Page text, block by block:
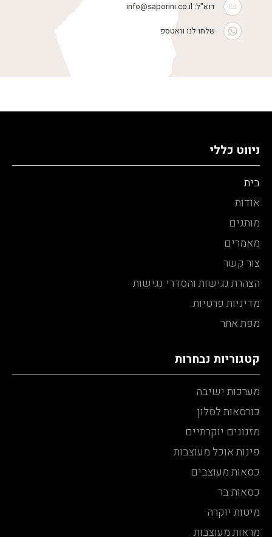
דוא"ל: info@saporini.co.il
שלחו לנו וואטספ
ניווט כללי
בית
אודות
מותגים
מאמרים
צור קשר
הצהרת נגישות והסדרי נגישות
מדיניות פרטיות
מפת אתר
קטגוריות נבחרות
מערכות ישיבה
כורסאות לסלון
מזנונים יוקרתיים
פינות אוכל מעוצבות
כסאות מעוצבים
כסאות בר
מיטות יוקרה
מראות מעוצבות